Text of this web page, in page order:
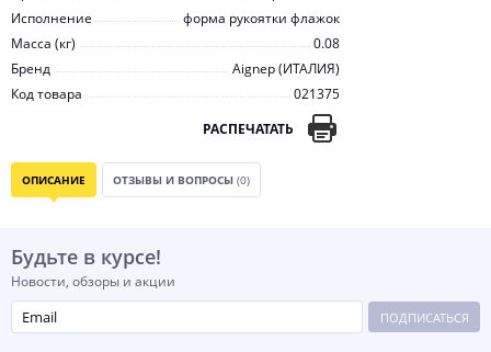
Исполнение
форма рукоятки флажок
Масса (кг)
0.08
Бренд
Aignep (ИТАЛИЯ)
Код товара
021375
РАСПЕЧАТАТЬ
ОПИСАНИЕ ОТЗЫВЫ И ВОПРОСЫ (0)
Будьте в курсе!
Новости, обзоры и акции
ПОДПИСАТЬСЯ